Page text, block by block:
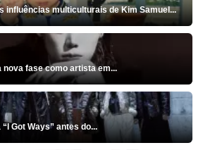
influências multiculturais de Kim Samuel...
nova fase como artista em...
Got Ways” antes do...